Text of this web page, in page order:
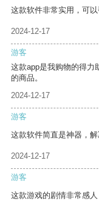
这款软件非常实用，可以
2024-12-17
游客
这款app是我购物的得力
的商品。
2024-12-17
游客
这款软件简直是神器，解
2024-12-17
游客
这款游戏的剧情非常感人